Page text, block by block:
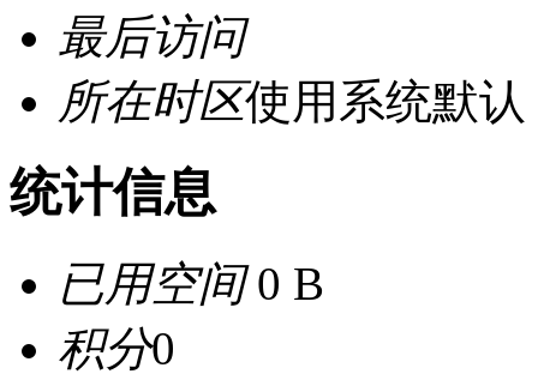
最后访问
所在时区使用系统默认
统计信息
已用空间0 B
积分0